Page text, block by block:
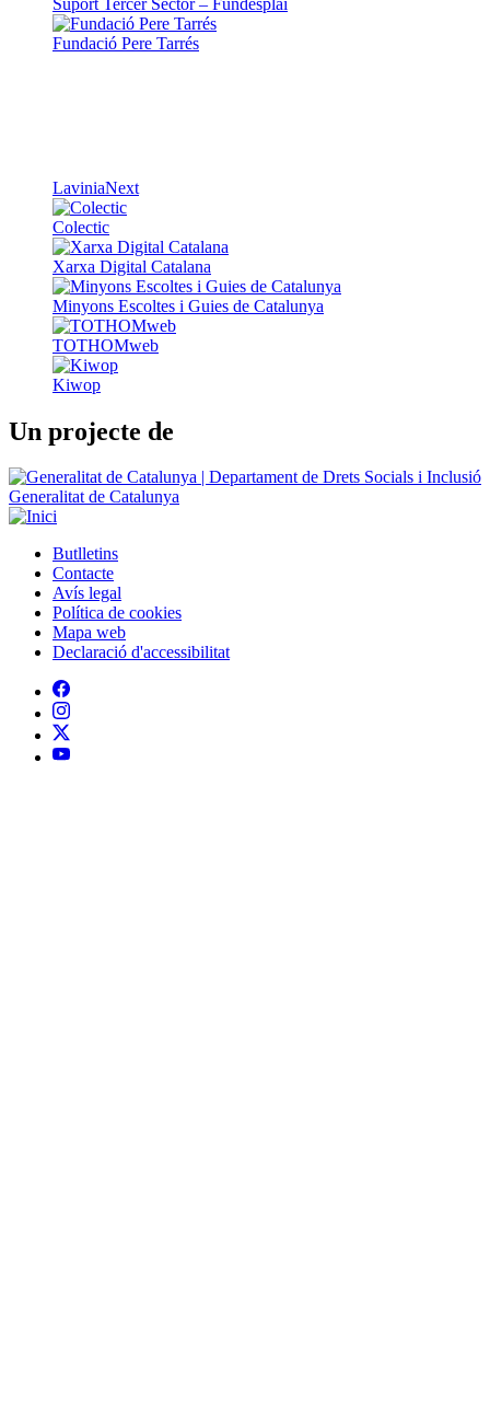
Fundació Pere Tarrés
LaviniaNext
Colectic
Xarxa Digital Catalana
Minyons Escoltes i Guies de Catalunya
TOTHOMweb
Kiwop
Un projecte de
Generalitat de Catalunya
Peu
Butlletins
Contacte
Avís legal
Política de cookies
Mapa web
Declaració d'accessibilitat